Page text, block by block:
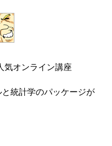
気オンライン講座
統計学のパッケージが